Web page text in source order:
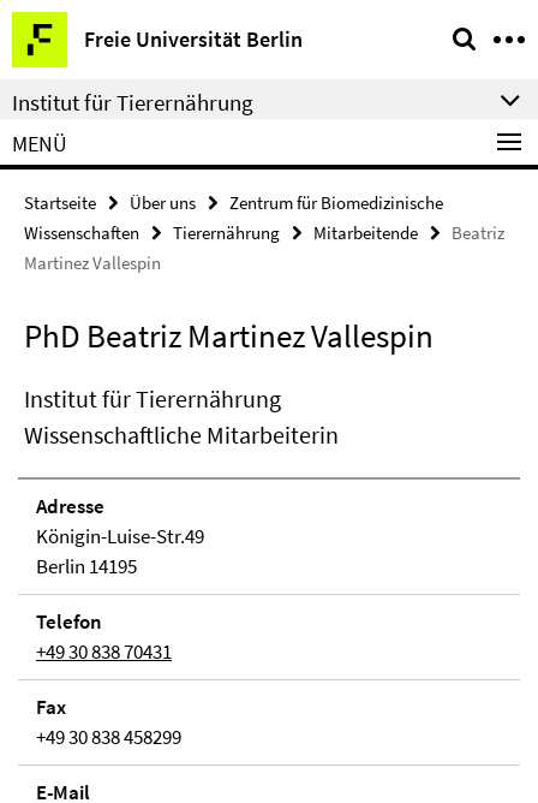
Springe
direkt
zu
Inhalt
Freie Universität Berlin
Service-
Navigation
Institut für Tierernährung
MENÜ
Startseite Über uns
Zentrum für Biomedizinische
Wissenschaften
Tierernährung Mitarbeitende
Beatriz
Martinez Vallespin
PhD Beatriz Martinez Vallespin
Institut für Tierernährung
Wissenschaftliche Mitarbeiterin
Adresse
Königin-Luise-Str.49
Berlin 14195
Telefon
+49 30 838 70431
Fax
+49 30 838 458299
E-Mail